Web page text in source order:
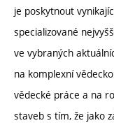
je poskytnout
specializované
ve vybraných
na komplexní
vědecké práce a na
staveb s tím, že jako